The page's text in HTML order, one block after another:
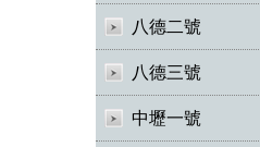
八德二號
八德三號
中壢一號